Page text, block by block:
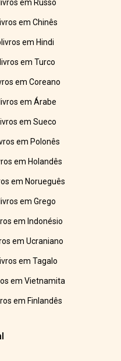
em Russo
em Chinês
em Hindi
em Turco
em Coreano
em Árabe
em Sueco
em Polonês
em Holandês
em Norueguês
em Grego
em Indonésio
em Ucraniano
em Tagalo
em Vietnamita
em Finlandês